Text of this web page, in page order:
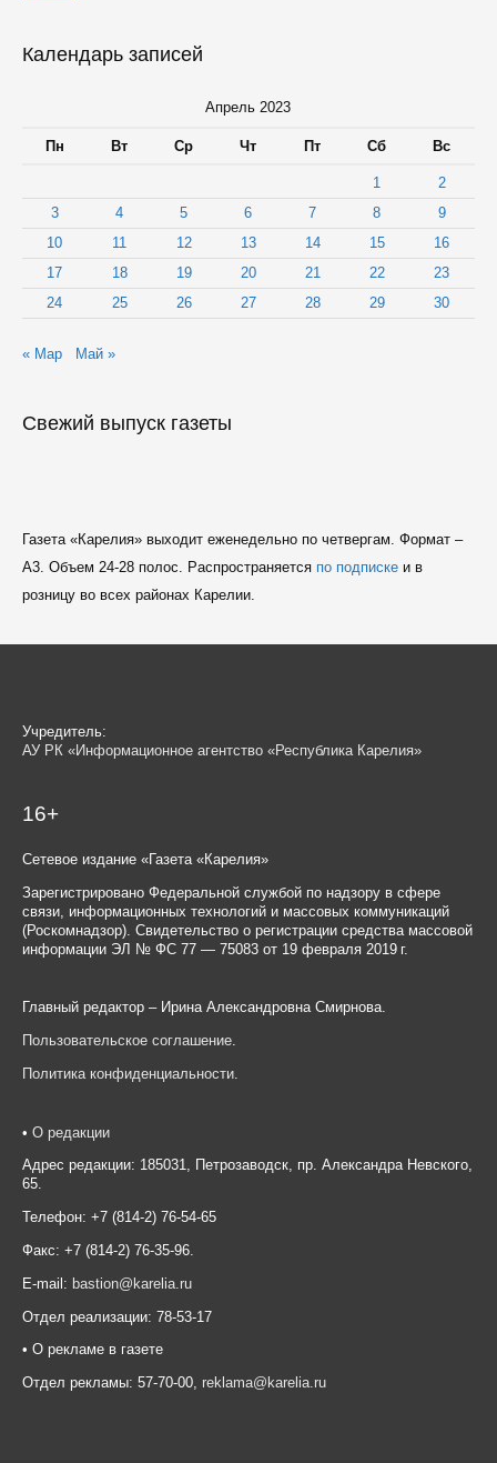
Календарь записей
Апрель 2023
Пн Вт Ср Чт Пт Сб Вс
1
2
3
4 5 6 7 8
9
10
11 12 13 14 15
16
17
18 19 20 21 22
23
24
25 26 27 28 29 30
« Мар Май »
Свежий выпуск газеты
Газета «Карелия» выходит еженедельно по четвергам. Формат –
A3. Объем 24-28 полос. Распространяется по подпискеи в
розницу во всех районах Карелии.
Учредитель:
АУ РК «Информационное агентство «Республика Карелия»
16+
Сетевое издание «Газета «Карелия»
Зарегистрировано Федеральной службой по надзору в сфере
связи, информационных технологий и массовых коммуникаций
(Роскомнадзор). Свидетельство о регистрации средства массовой
информации ЭЛ № ФС 77 — 75083 от 19 февраля 2019 г.
Главный редактор – Ирина Александровна Смирнова.
Пользовательское соглашение.
Политика конфиденциальности
• О редакции
Адрес редакции: 185031, Петрозаводск, пр. Александра Невского,
65.
Телефон: +7 (814-2) 76-54-65
Факс: +7 (814-2) 76-35-96.
E-mail: bastion@karelia.ru
Отдел реализации: 78-53-17
• О рекламе в газете
Отдел рекламы: 57-70-00, reklama@karelia.ru